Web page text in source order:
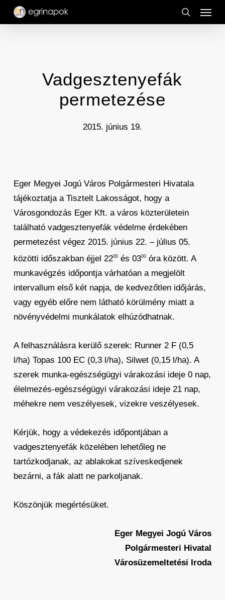
Skip
search
Menu
Vadgesztenyefák
permetezése
2015. június 19.
Eger Megyei Jogú Város Polgármesteri Hivatala
tájékoztatja a Tisztelt Lakosságot, hogy a
Városgondozás Eger Kft. a város közterületein
található vadgesztenyefák védelme érdekében
permetezést végez 2015. június 22. – július 05.
közötti időszakban éjjel 2200és 0300óra között. A
munkavégzés időpontja várhatóan a megjelölt
intervallum első két napja, de kedvezőtlen időjárás,
vagy egyéb előre nem látható körülmény miatt a
növényvédelmi munkálatok elhúzódhatnak.
A felhasználásra kerülő szerek: Runner 2 F (0,5
l/ha) Topas 100 EC (0,3 l/ha), Silwet (0,15 l/ha). A
szerek munka-egészségügyi várakozási ideje 0 nap,
élelmezés-egészségügyi várakozási ideje 21 nap,
méhekre nem veszélyesek, vizekre veszélyesek.
Kérjük, hogy a védekezés időpontjában a
vadgesztenyefák közelében lehetőleg ne
tartózkodjanak, az ablakokat szíveskedjenek
bezárni, a fák alatt ne parkoljanak.
Köszönjük megértésüket.
Eger Megyei Jogú Város
Polgármesteri Hivatal
Városüzemeltetési Iroda